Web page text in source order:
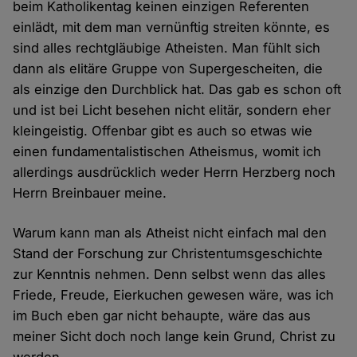
beim Katholikentag keinen einzigen Referenten
einlädt, mit dem man vernünftig streiten könnte, es
sind alles rechtgläubige Atheisten. Man fühlt sich
dann als elitäre Gruppe von Supergescheiten, die
als einzige den Durchblick hat. Das gab es schon oft
und ist bei Licht besehen nicht elitär, sondern eher
kleingeistig. Offenbar gibt es auch so etwas wie
einen fundamentalistischen Atheismus, womit ich
allerdings ausdrücklich weder Herrn Herzberg noch
Herrn Breinbauer meine.
Warum kann man als Atheist nicht einfach mal den
Stand der Forschung zur Christentumsgeschichte
zur Kenntnis nehmen. Denn selbst wenn das alles
Friede, Freude, Eierkuchen gewesen wäre, was ich
im Buch eben gar nicht behaupte, wäre das aus
meiner Sicht doch noch lange kein Grund, Christ zu